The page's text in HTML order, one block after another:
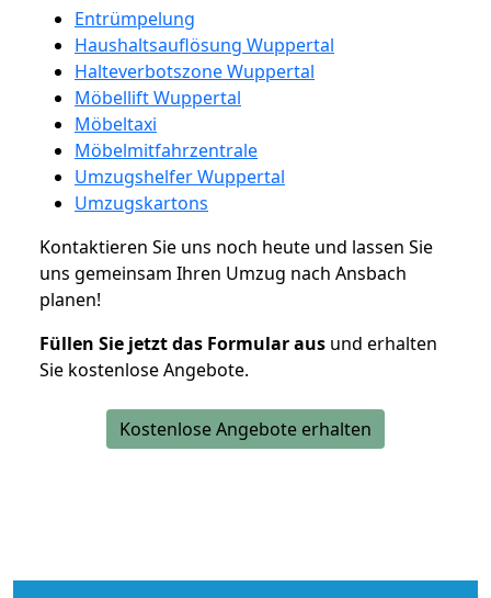
Entrümpelung
Haushaltsauflösung Wuppertal
Halteverbotszone Wuppertal
Möbellift Wuppertal
Möbeltaxi
Möbelmitfahrzentrale
Umzugshelfer Wuppertal
Umzugskartons
Kontaktieren Sie uns noch heute und lassen Sie
uns gemeinsam Ihren Umzug nach Ansbach
planen!
Füllen Sie jetzt das Formular aus und erhalten
Sie kostenlose Angebote.
Kostenlose Angebote erhalten